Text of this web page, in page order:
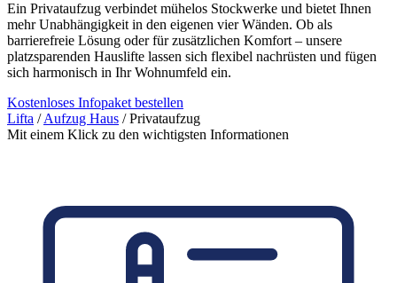
Ein Privataufzug verbindet mühelos Stockwerke und bietet Ihnen
mehr Unabhängigkeit in den eigenen vier Wänden. Ob als
barrierefreie Lösung oder für zusätzlichen Komfort – unsere
platzsparenden Hauslifte lassen sich flexibel nachrüsten und fügen
sich harmonisch in Ihr Wohnumfeld ein.
Kostenloses Infopaket bestellen
Lifta /Aufzug Haus / Privataufzug
Mit einem Klick zu den wichtigsten Informationen